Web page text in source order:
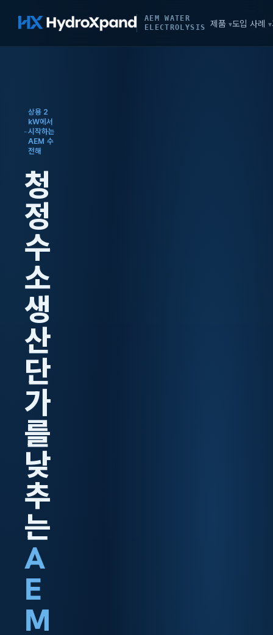
AEM WATER
ELECTROLYSIS
제품 ▾도입 사례 ▾
상용 2
kW에서
시작하는
AEM 수
전해
청
정
수
소
생
산
단
가
를
낮
추
는
A
E
M